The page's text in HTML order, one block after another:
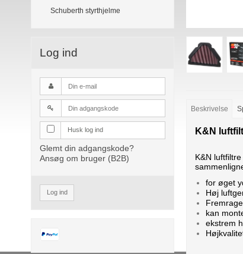
Schuberth styrthjelme
Log ind
Husk log ind
Glemt din adgangskode?
Ansøg om bruger (B2B)
Log ind
Beskrivelse
K&N
K&N
for øget
Høj
kan
ekstrem